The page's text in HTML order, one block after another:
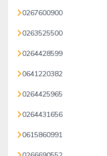
0267600900
0263525500
0264428599
0641220382
0264425965
0264431656
0615860991